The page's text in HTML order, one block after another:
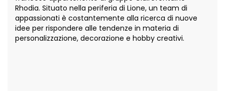
Rhodia. Situato nella periferia di Lione, un team di
appassionati è costantemente alla ricerca di nuove
idee per rispondere alle tendenze in materia di
personalizzazione, decorazione e hobby creativi.